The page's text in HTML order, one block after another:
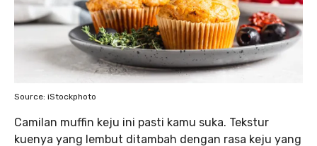
Source: iStockphoto
Camilan muffin keju ini pasti kamu suka. Tekstur
kuenya yang lembut ditambah dengan rasa keju yang